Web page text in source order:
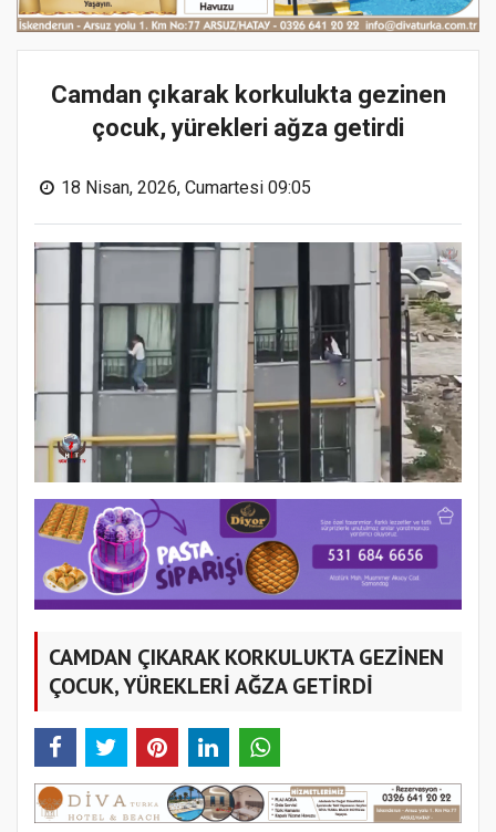
Camdan çıkarak korkulukta gezinen
çocuk, yürekleri ağza getirdi
18 Nisan, 2026, Cumartesi 09:05
CAMDAN ÇIKARAK KORKULUKTA GEZİNEN
ÇOCUK, YÜREKLERİ AĞZA GETİRDİ